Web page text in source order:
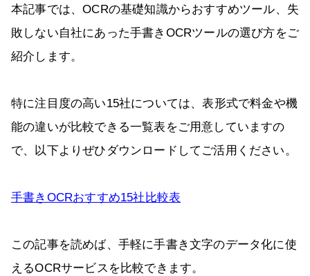
本記事では、OCRの基礎知識からおすすめツール、失
敗しない自社にあった手書きOCRツールの選び方をご
紹介します。
特に注目度の高い15社については、表形式で料金や機
能の違いが比較できる一覧表をご用意していますの
で、以下よりぜひダウンロードしてご活用ください。
手書きOCRおすすめ15社比較表
この記事を読めば、手軽に手書き文字のデータ化に使
えるOCRサービスを比較できます。